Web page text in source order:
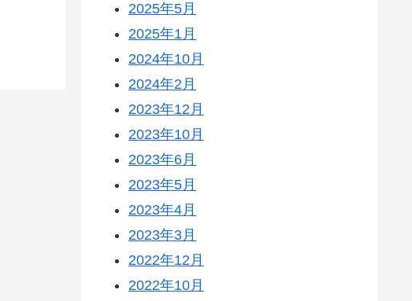
2025年5月
2025年1月
2024年10月
2024年2月
2023年12月
2023年10月
2023年6月
2023年5月
2023年4月
2023年3月
2022年12月
2022年10月